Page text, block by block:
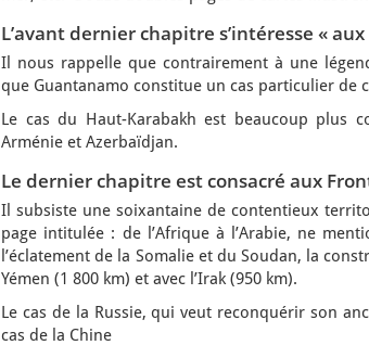
L’avant dernier chapitre s’intéresse «
Il nous rappelle que contrairement à une
que Guantanamo constitue un cas particulier
Le cas du Haut-Karabakh est beaucoup plus
Arménie et Azerbaïdjan.
Le dernier chapitre est consacré aux
Il subsiste une soixantaine de contentieux
page intitulée : de l’Afrique à l’Arabie, ne
l’éclatement de la Somalie et du Soudan, la
Yémen (1 800 km) et avec l’Irak (950 km).
Le cas de la Russie, qui veut reconquérir son
cas de la Chine